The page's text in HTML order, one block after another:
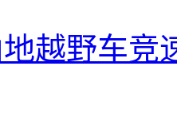
地越野车竞